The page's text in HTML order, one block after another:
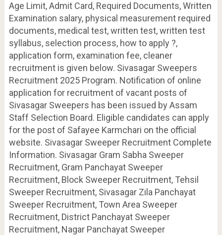
Age Limit, Admit Card, Required Documents, Written
Examination salary, physical measurement required
documents, medical test, written test, written test
syllabus, selection process, how to apply ?,
application form, examination fee, cleaner
recruitment is given below. Sivasagar Sweepers
Recruitment 2025 Program. Notification of online
application for recruitment of vacant posts of
Sivasagar Sweepers has been issued by Assam
Staff Selection Board. Eligible candidates can apply
for the post of Safayee Karmchari on the official
website. Sivasagar Sweeper Recruitment Complete
Information. Sivasagar Gram Sabha Sweeper
Recruitment, Gram Panchayat Sweeper
Recruitment, Block Sweeper Recruitment, Tehsil
Sweeper Recruitment, Sivasagar Zila Panchayat
Sweeper Recruitment, Town Area Sweeper
Recruitment, District Panchayat Sweeper
Recruitment, Nagar Panchayat Sweeper